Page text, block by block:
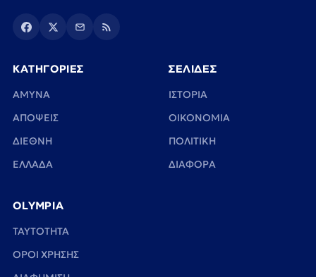
ΚΑΤΗΓΟΡΙΕΣ
ΑΜΥΝΑ
ΑΠΟΨΕΙΣ
ΔΙΕΘΝΗ
ΕΛΛΑΔΑ
ΣΕΛΙΔΕΣ
ΙΣΤΟΡΙΑ
ΟΙΚΟΝΟΜΙΑ
ΠΟΛΙΤΙΚΗ
ΔΙΑΦΟΡΑ
OLYMPIA
TAYTOTHTA
ΟΡΟΙ ΧΡΗΣΗΣ